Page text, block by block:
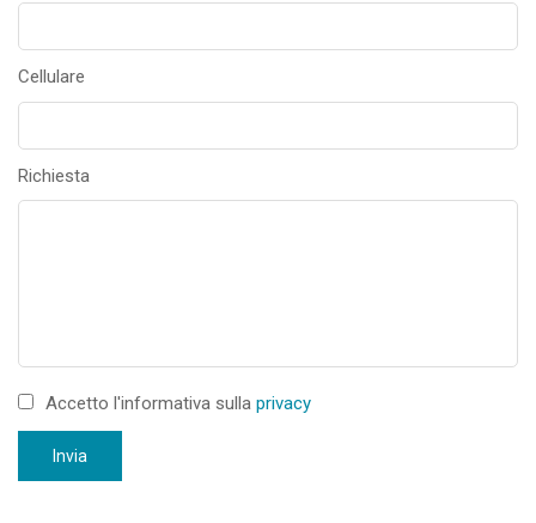
Cellulare
Richiesta
Accetto l'informativa sulla privacy
Invia